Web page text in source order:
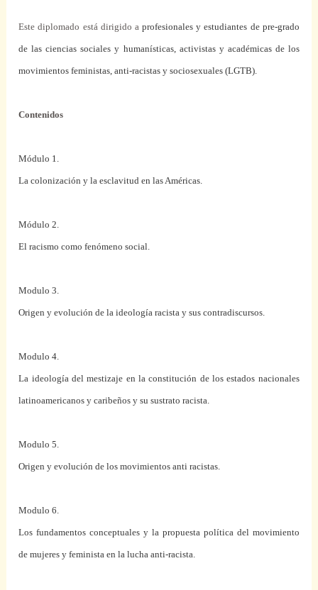
Este diplomado está dirigido aprofesionales y estudiantes de pre-grado
de las ciencias sociales y humanísticas, activistas y académicas de los
movimientos feministas, anti-racistas y sociosexuales (LGTB).
Contenidos
Módulo 1.
La colonización y la esclavitud en las Américas.
Módulo 2.
El racismo como fenómeno social.
Modulo 3.
Origen y evolución de la ideología racista y sus contradiscursos.
Modulo 4.
La ideología del mestizaje en la constitución de los estados nacionales
latinoamericanos y caribeños y su sustrato racista.
Modulo 5.
Origen y evolución de los movimientos anti racistas.
Modulo 6.
Los fundamentos conceptuales y la propuesta política del movimiento
de mujeres y feminista en la lucha anti-racista.